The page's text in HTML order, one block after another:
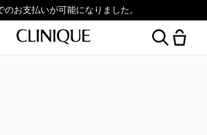
のお支払いが可能になりました。